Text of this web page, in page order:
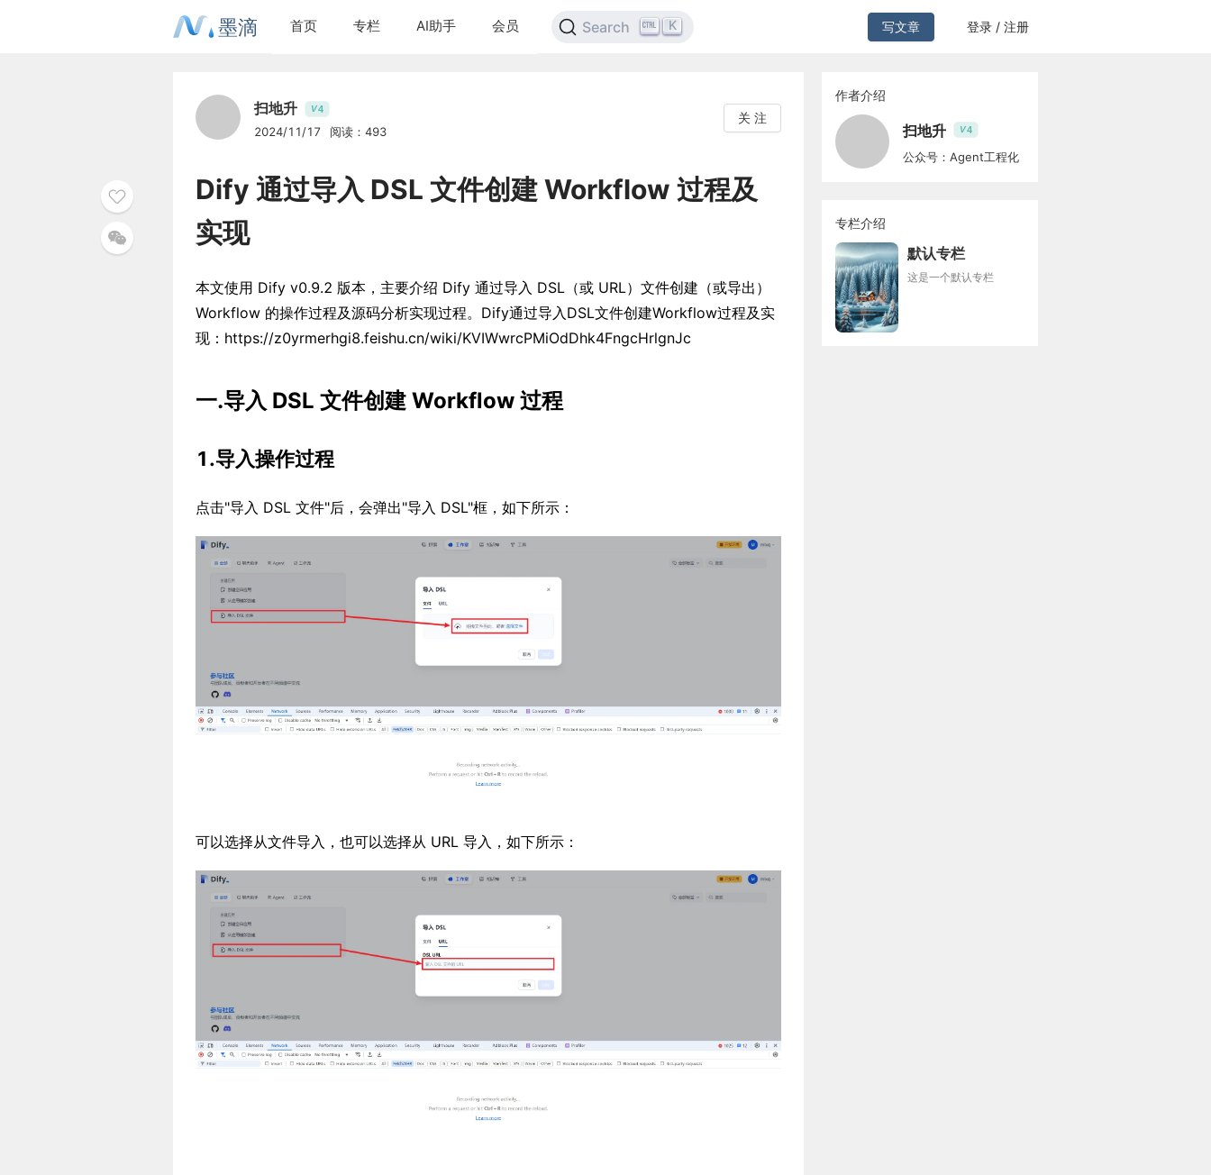
墨滴 首页 专栏 AI助手 会员 Search K 写文章 登录 / 注册
扫地升 V4
2024/11/17 阅读：493
关 注
Dify 通过导入 DSL 文件创建 Workflow 过程及
实现
本文使用 Dify v0.9.2 版本，主要介绍 Dify 通过导入 DSL（或 URL）文件创建（或导出）
Workflow 的操作过程及源码分析实现过程。Dify通过导入DSL文件创建Workflow过程及实
现：https://z0yrmerhgi8.feishu.cn/wiki/KVIWwrcPMiOdDhk4FngcHrlgnJc
一.导入 DSL 文件创建 Workflow 过程
1.导入操作过程
点击"导入 DSL 文件"后，会弹出"导入 DSL"框，如下所示：
可以选择从文件导入，也可以选择从 URL 导入，如下所示：
作者介绍
扫地升 V4
公众号：Agent工程化
专栏介绍
默认专栏
这是一个默认专栏